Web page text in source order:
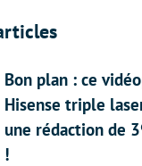
Bon plan : ce
Hisense triple
une rédaction de
!